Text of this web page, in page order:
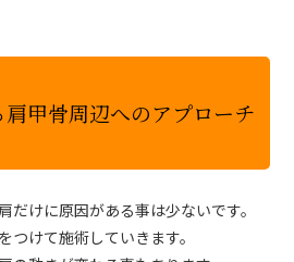
甲骨周辺へのアプローチ
だけに原因がある事は少ないです。
つけて施術していきます。